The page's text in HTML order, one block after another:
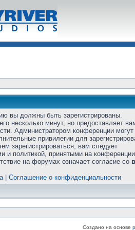
вы должны быть зарегистрированы.
несколько минут, но предоставляет
Администратором конференции
привилегии для
зарегистрироваться, вам следует
и политикой, принятыми на
на форумах означает согласие со
| Соглашение о конфиденциальности
Создано на основе